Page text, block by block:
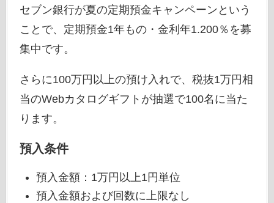
セブン銀行が夏の定期預金キャンペーンという
ことで、定期預金1年もの・金利年1.200％を募
集中です。
さらに100万円以上の預け入れで、税抜1万円相
当のWebカタログギフトが抽選で100名に当た
ります。
預入条件
預入金額：1万円以上1円単位
預入金額および回数に上限なし